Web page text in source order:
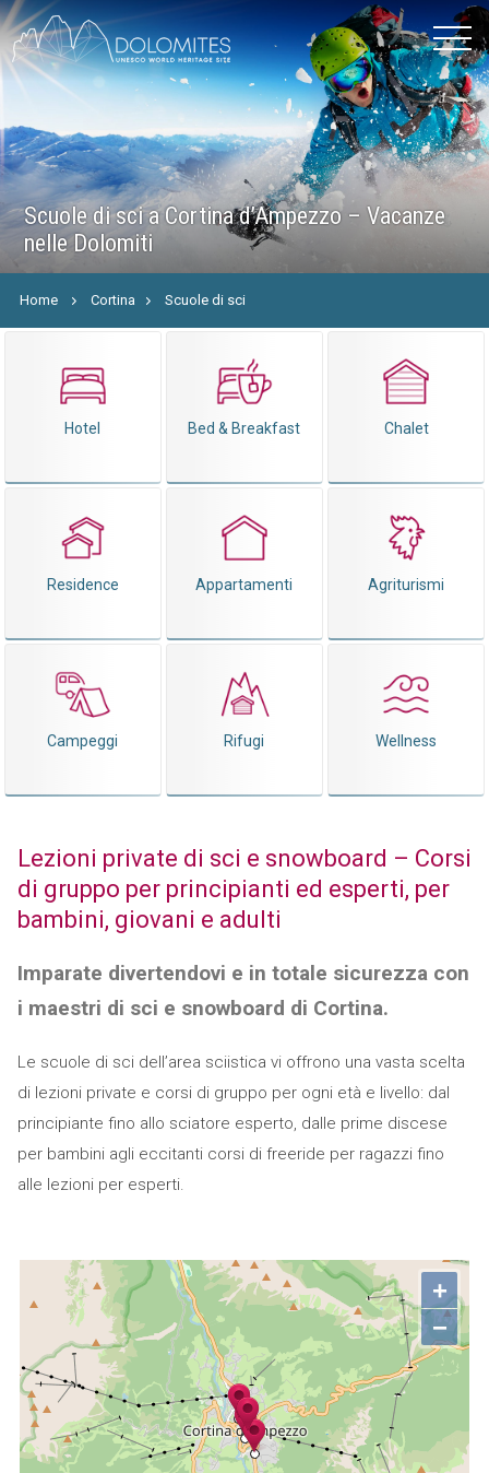
Scuole di sci a Cortina d’Ampezzo – Vacanze
nelle Dolomiti
Home Cortina Scuole di sci
Hotel Bed & Breakfast Chalet
Residence Appartamenti Agriturismi
Campeggi Rifugi Wellness
Lezioni private di sci e snowboard – Corsi
di gruppo per principianti ed esperti, per
bambini, giovani e adulti
Imparate divertendovi e in totale sicurezza con
i maestri di sci e snowboard di Cortina.
Le scuole di sci dell’area sciistica vi offrono una vasta scelta
di lezioni private e corsi di gruppo per ogni età e livello: dal
principiante fino allo sciatore esperto, dalle prime discese
per bambini agli eccitanti corsi di freeride per ragazzi fino
alle lezioni per esperti.
+
−